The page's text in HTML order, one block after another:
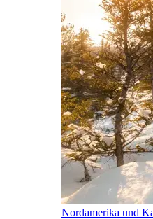
Nordamerika und